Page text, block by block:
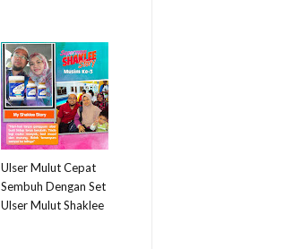
Ulser Mulut Cepat
Sembuh Dengan Set
Ulser Mulut Shaklee